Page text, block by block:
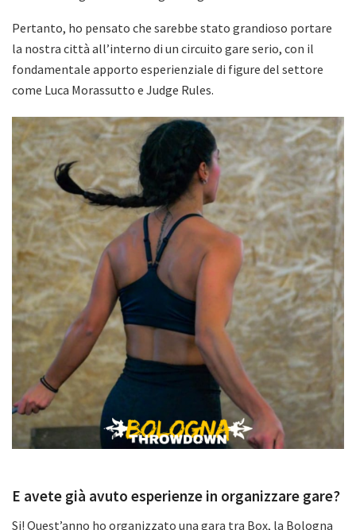
Pertanto, ho pensato che sarebbe stato grandioso portare
la nostra città all’interno di un circuito gare serio, con il
fondamentale apporto esperienziale di figure del settore
come Luca Morassutto e Judge Rules.
E avete già avuto esperienze in organizzare gare?
Si! Quest’anno ho organizzato una gara tra Box, la Bologna